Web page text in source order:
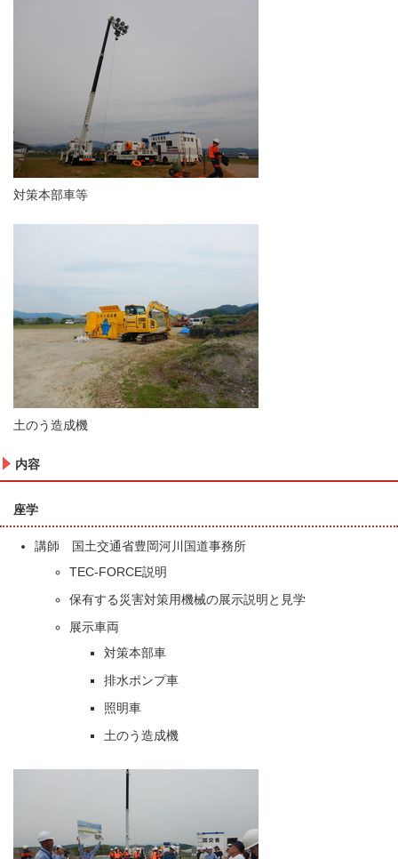
対策本部車等
土のう造成機
内容
座学
講師 国土交通省豊岡河川国道事務所
TEC-FORCE説明
保有する災害対策用機械の展示説明と見学
展示車両
対策本部車
排水ポンプ車
照明車
土のう造成機